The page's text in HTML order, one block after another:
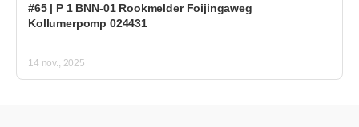
#65 | P 1 BNN-01 Rookmelder Foijingaweg
Kollumerpomp 024431
14 nov., 2025